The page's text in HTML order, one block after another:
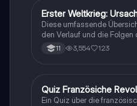
des Nationalsozialismus.
Abitur in Hessen (Q1 bis
Geschichte
Erster Weltkrieg:
Diese umfassende
den Verlauf und die Folgen
Erfahren Sie mehr über die
Kriegsziele der
Politikwissenschaft.
11 3,554 123
QGeschichte
Quiz Französiche
Ein Quiz über die